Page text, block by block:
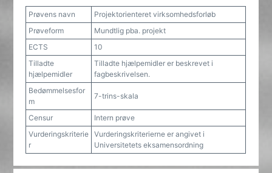
Prøvens navn
Projektorienteret virksomhedsforløb
Prøveform
Mundtlig pba. projekt
ECTS
10
Tilladte
hjælpemidler
Tilladte hjælpemidler er beskrevet i
fagbeskrivelsen.
Bedømmelsesfor
m
7-trins-skala
Censur
Intern prøve
Vurderingskriterie
r
Vurderingskriterierne er angivet i
Universitetets eksamensordning